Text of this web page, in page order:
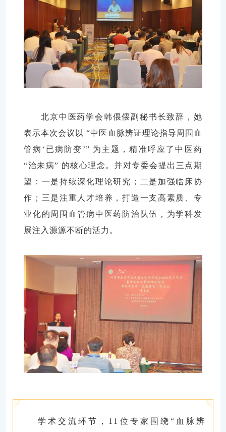
北京中医药学会韩偎偎副秘书长致辞，她
表示本次会议以 “中医血脉辨证理论指导周围血
管病‘已病防变’” 为主题，精准呼应了中医药
“治未病” 的核心理念。并对专委会提出三点期
望：一是持续深化理论研究；二是加强临床协
作；三是注重人才培养，打造一支高素质、专
业化的周围血管病中医药防治队伍，为学科发
展注入源源不断的活力。
学术交流环节 ， 11 位 专家 围绕 “血脉辨